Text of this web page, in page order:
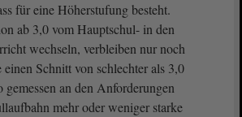
für eine Höherstufung besteht.
ab 3,0 vom Hauptschul- in den
wechseln, verbleiben nur noch
Schnitt von schlechter als 3,0
gemessen an den Anforderungen
mehr oder weniger starke